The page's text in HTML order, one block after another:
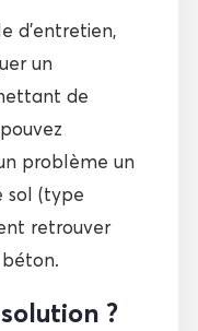
d’entretien,
un
de
problème un
sol (type
retrouver
?